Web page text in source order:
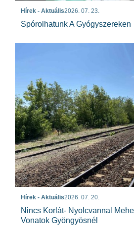
Hírek - Aktuális2026. 07. 23.
Spórolhatunk A Gyógyszereken
Hírek - Aktuális2026. 07. 20.
Nincs Korlát- Nyolcvannal
Vonatok Gyöngyösnél